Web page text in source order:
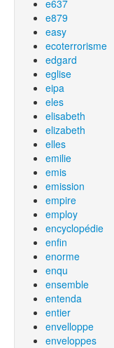
e637
e879
easy
ecoterrorisme
edgard
eglise
eipa
eles
elisabeth
elizabeth
elles
emilie
emis
emission
empire
employ
encyclopédie
enfin
enorme
enqu
ensemble
entenda
entier
envelloppe
enveloppes